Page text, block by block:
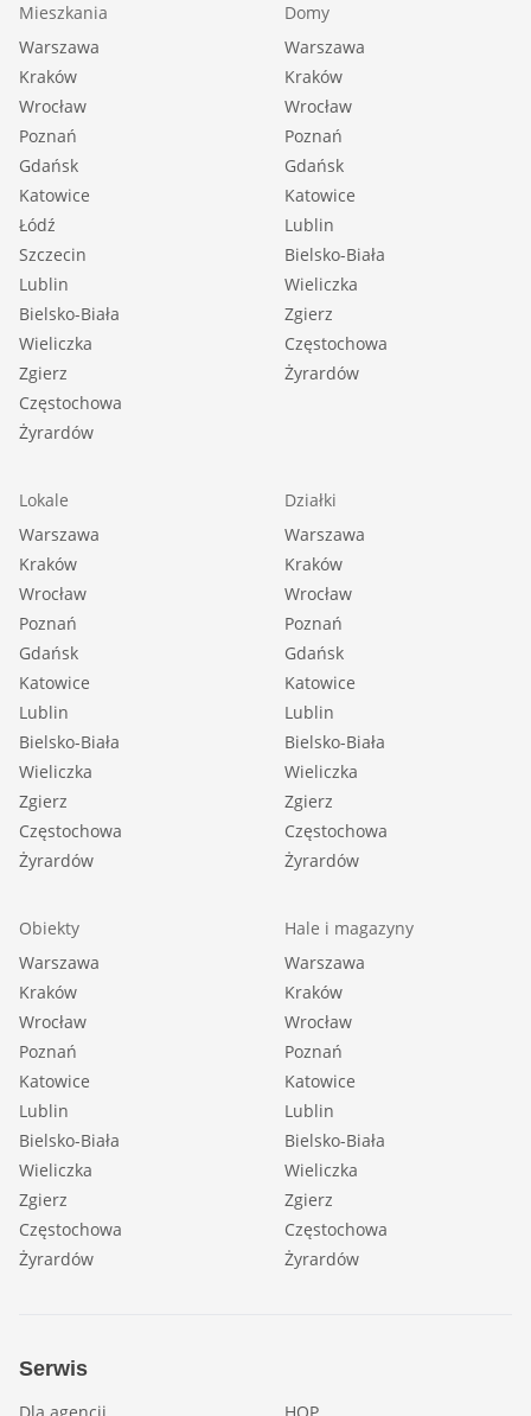
Mieszkania
Warszawa
Kraków
Wrocław
Poznań
Gdańsk
Katowice
Łódź
Szczecin
Lublin
Bielsko-Biała
Wieliczka
Zgierz
Częstochowa
Żyrardów
Domy
Warszawa
Kraków
Wrocław
Poznań
Gdańsk
Katowice
Lublin
Bielsko-Biała
Wieliczka
Zgierz
Częstochowa
Żyrardów
Lokale
Warszawa
Kraków
Wrocław
Poznań
Gdańsk
Katowice
Lublin
Bielsko-Biała
Wieliczka
Zgierz
Częstochowa
Żyrardów
Działki
Warszawa
Kraków
Wrocław
Poznań
Gdańsk
Katowice
Lublin
Bielsko-Biała
Wieliczka
Zgierz
Częstochowa
Żyrardów
Obiekty
Warszawa
Kraków
Wrocław
Poznań
Katowice
Lublin
Bielsko-Biała
Wieliczka
Zgierz
Częstochowa
Żyrardów
Hale i magazyny
Warszawa
Kraków
Wrocław
Poznań
Katowice
Lublin
Bielsko-Biała
Wieliczka
Zgierz
Częstochowa
Żyrardów
Serwis